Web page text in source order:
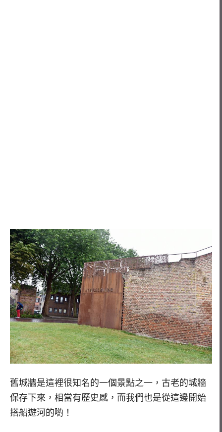
舊城牆是這裡很知名的一個景點之一，古老的城牆
保存下來，相當有歷史感，而我們也是從這邊開始
搭船遊河的喲！